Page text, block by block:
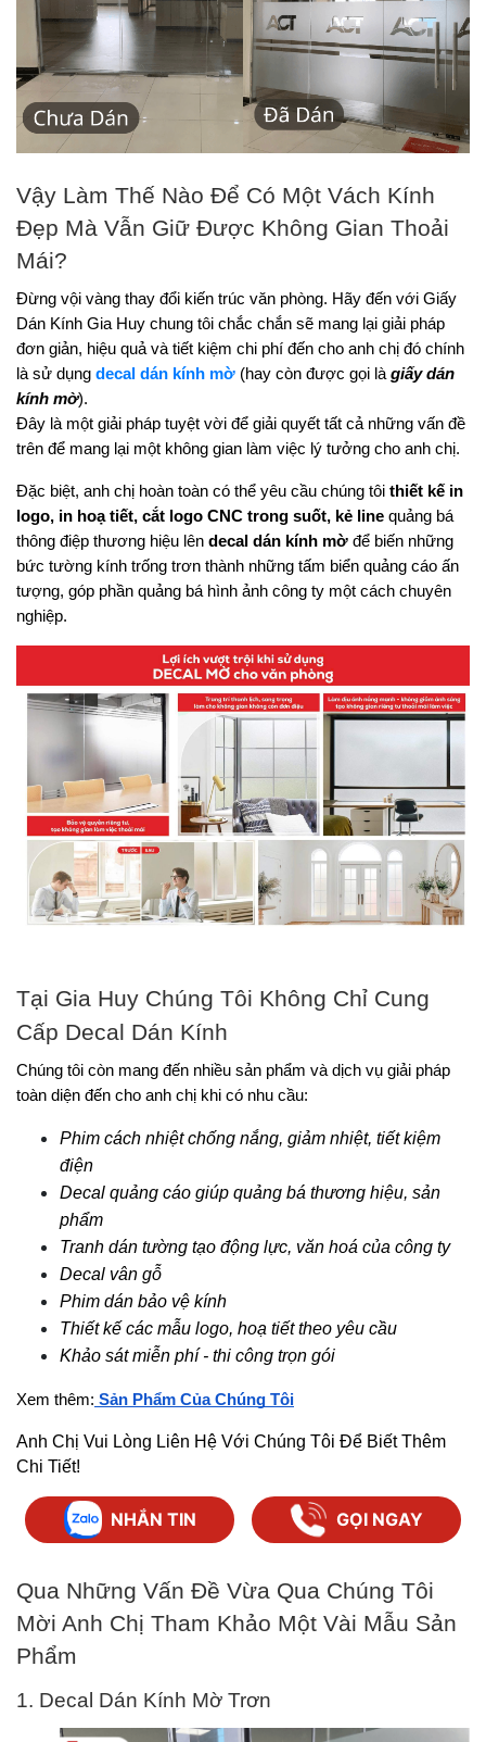
Vậy Làm Thế Nào Để Có Một Vách Kính
Đẹp Mà Vẫn Giữ Được Không Gian Thoải
Mái?
Đừng vội vàng thay đổi kiến trúc văn phòng. Hãy đến với Giấy
Dán Kính Gia Huy chung tôi chắc chắn sẽ mang lại giải pháp
đơn giản, hiệu quả và tiết kiệm chi phí đến cho anh chị đó chính
là sử dụng decal dán kính mờ (hay còn được gọi là giấy dán
kính mờ).
Đây là một giải pháp tuyệt vời để giải quyết tất cả những vấn đề
trên để mang lại một không gian làm việc lý tưởng cho anh chị.
Đặc biệt, anh chị hoàn toàn có thể yêu cầu chúng tôi thiết kế in
logo, in hoạ tiết, cắt logo CNC trong suốt, kẻ line quảng bá
thông điệp thương hiệu lên decal dán kính mờ để biến những
bức tường kính trống trơn thành những tấm biển quảng cáo ấn
tượng, góp phần quảng bá hình ảnh công ty một cách chuyên
nghiệp.
Tại Gia Huy Chúng Tôi Không Chỉ Cung
Cấp Decal Dán Kính
Chúng tôi còn mang đến nhiều sản phẩm và dịch vụ giải pháp
toàn diện đến cho anh chị khi có nhu cầu:
Phim cách nhiệt chống nắng, giảm nhiệt, tiết kiệm
điện
Decal quảng cáo giúp quảng bá thương hiệu, sản
phẩm
Tranh dán tường tạo động lực, văn hoá của công ty
Decal vân gỗ
Phim dán bảo vệ kính
Thiết kế các mẫu logo, hoạ tiết theo yêu cầu
Khảo sát miễn phí - thi công trọn gói
Xem thêm: Sản Phẩm Của Chúng Tôi
Anh Chị Vui Lòng Liên Hệ Với Chúng Tôi Để Biết Thêm
Chi Tiết!
NHẮN TIN GỌI NGAY
Qua Những Vấn Đề Vừa Qua Chúng Tôi
Mời Anh Chị Tham Khảo Một Vài Mẫu Sản
Phẩm
1. Decal Dán Kính Mờ Trơn